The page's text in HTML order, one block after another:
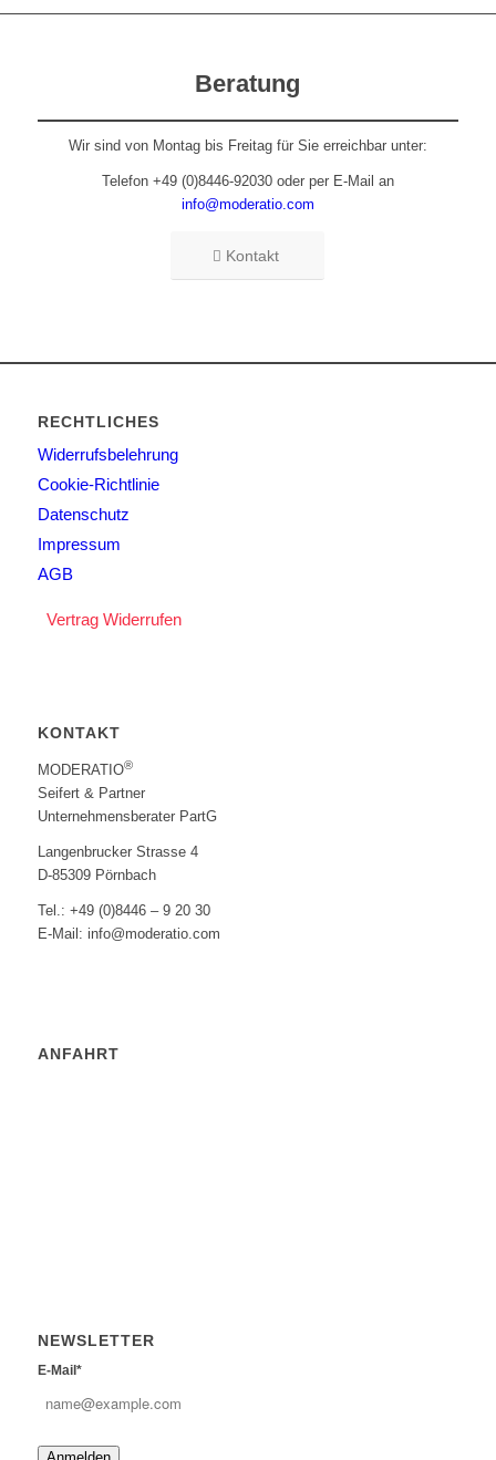
Beratung
Wir sind von Montag bis Freitag für Sie erreichbar unter:
Telefon +49 (0)8446-92030 oder per E-Mail an
info@moderatio.com
Kontakt
RECHTLICHES
Widerrufsbelehrung
Cookie-Richtlinie
Datenschutz
Impressum
AGB
Vertrag Widerrufen
KONTAKT
MODERATIO®
Seifert & Partner
Unternehmensberater PartG
Langenbrucker Strasse 4
D-85309 Pörnbach
Tel.: +49 (0)8446 – 9 20 30
E-Mail: info@moderatio.com
ANFAHRT
NEWSLETTER
E-Mail*